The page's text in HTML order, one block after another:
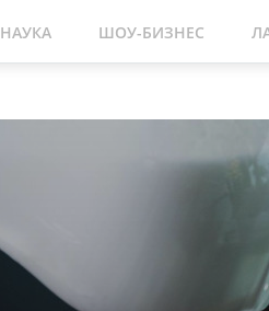
НАУКА ШОУ-БИЗНЕС